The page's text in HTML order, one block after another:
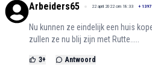
Arbeiders65 22 april 2022 om 18:33 + 1397
Nu kunnen ze eindelijk een huis
zullen ze nu blij zijn met Rutte.....
3+ Antwoord